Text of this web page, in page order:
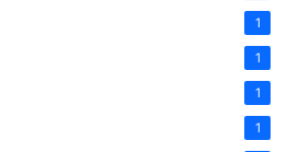
1
1
1
1